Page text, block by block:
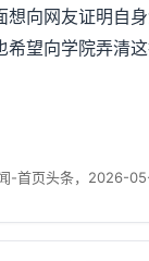
想向网友证明自
希望向学院弄清
-首页头条，2026-